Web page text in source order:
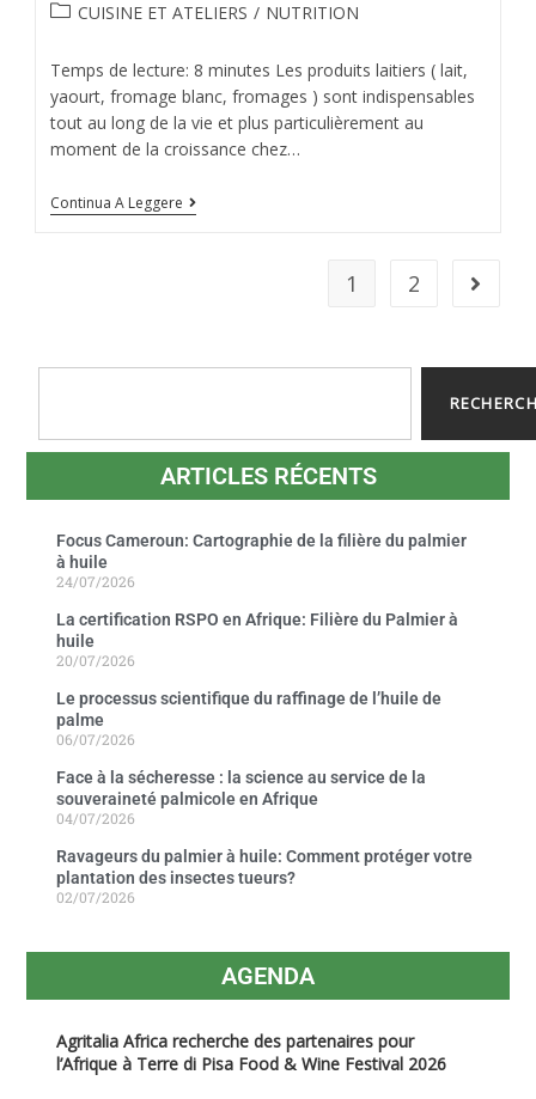
CUISINE ET ATELIERS / NUTRITION
Temps de lecture: 8 minutes Les produits laitiers ( lait,
yaourt, fromage blanc, fromages ) sont indispensables
tout au long de la vie et plus particulièrement au
moment de la croissance chez…
Continua A Leggere
1 2
ARTICLES RÉCENTS
Focus Cameroun: Cartographie de la filière du palmier
à huile
24/07/2026
La certification RSPO en Afrique: Filière du Palmier à
huile
20/07/2026
Le processus scientifique du raffinage de l’huile de
palme
06/07/2026
Face à la sécheresse : la science au service de la
souveraineté palmicole en Afrique
04/07/2026
Ravageurs du palmier à huile: Comment protéger votre
plantation des insectes tueurs?
02/07/2026
AGENDA
Agritalia Africa recherche des partenaires pour
l’Afrique à Terre di Pisa Food & Wine Festival 2026